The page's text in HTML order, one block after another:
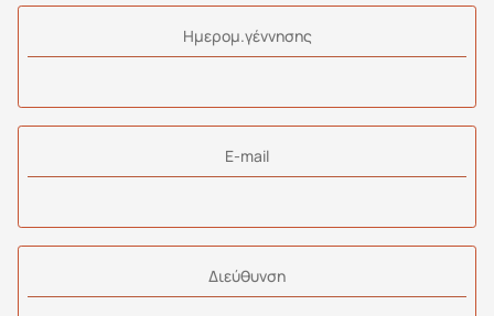
Ημερομ.γέννησης
E-mail
Διεύθυνση